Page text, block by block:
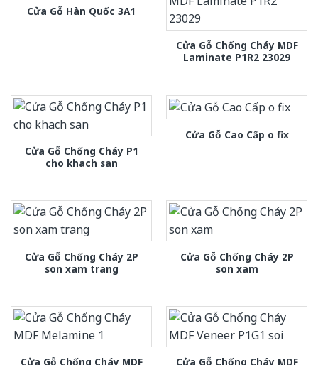
Cửa Gỗ Hàn Quốc 3A1
Cửa Gỗ Chống Cháy MDF
Laminate P1R2 23029
Cửa Gỗ Chống Cháy P1
cho khach san
Cửa Gỗ Cao Cấp o fix
Cửa Gỗ Chống Cháy 2P
son xam trang
Cửa Gỗ Chống Cháy 2P
son xam
Cửa Gỗ Chống Cháy MDF
Cửa Gỗ Chống Cháy MDF